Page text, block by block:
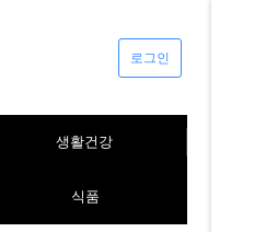
로그인
생활건강
식품